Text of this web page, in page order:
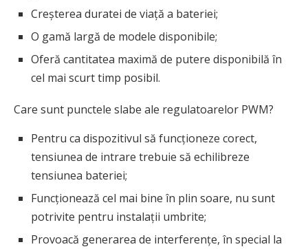
Creșterea duratei de viață a bateriei;
O gamă largă de modele disponibile;
Oferă cantitatea maximă de putere disponibilă în
cel mai scurt timp posibil.
Care sunt punctele slabe ale regulatoarelor PWM?
Pentru ca dispozitivul să funcționeze corect,
tensiunea de intrare trebuie să echilibreze
tensiunea bateriei;
Funcționează cel mai bine în plin soare, nu sunt
potrivite pentru instalații umbrite;
Provoacă generarea de interferențe, în special la